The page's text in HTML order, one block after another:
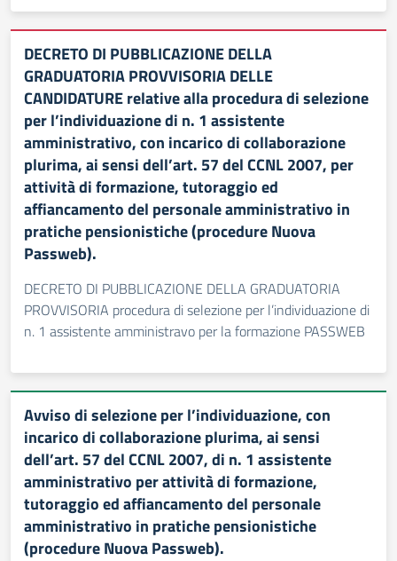
DECRETO DI PUBBLICAZIONE DELLA
GRADUATORIA PROVVISORIA DELLE
CANDIDATURE relative alla procedura di selezione
per l’individuazione di n. 1 assistente
amministrativo, con incarico di collaborazione
plurima, ai sensi dell’art. 57 del CCNL 2007, per
attività di formazione, tutoraggio ed
affiancamento del personale amministrativo in
pratiche pensionistiche (procedure Nuova
Passweb).
DECRETO DI PUBBLICAZIONE DELLA GRADUATORIA
PROVVISORIA procedura di selezione per l’individuazione di
n. 1 assistente amministravo per la formazione PASSWEB
Avviso di selezione per l’individuazione, con
incarico di collaborazione plurima, ai sensi
dell’art. 57 del CCNL 2007, di n. 1 assistente
amministrativo per attività di formazione,
tutoraggio ed affiancamento del personale
amministrativo in pratiche pensionistiche
(procedure Nuova Passweb).